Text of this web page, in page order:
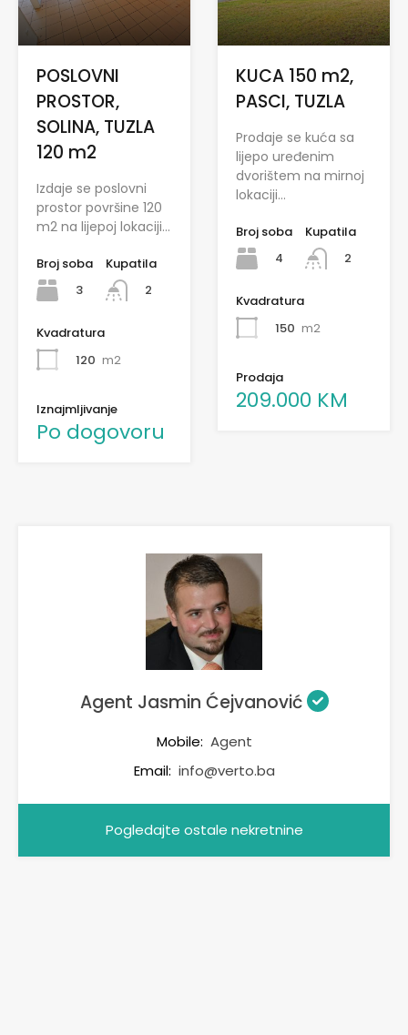
POSLOVNI
PROSTOR,
SOLINA, TUZLA
120 m2
Izdaje se poslovni
prostor površine 120
m2 na lijepoj lokaciji…
Broj soba
3
Kupatila
2
Kvadratura
120 m2
Iznajmljivanje
Po dogovoru
KUCA 150 m2,
PASCI, TUZLA
Prodaje se kuća sa
lijepo uređenim
dvorištem na mirnoj
lokaciji…
Broj soba
4
Kupatila
2
Kvadratura
150 m2
Prodaja
209.000 KM
Agent Jasmin Ćejvanović
Mobile: Agent
Email: info@verto.ba
Pogledajte ostale nekretnine